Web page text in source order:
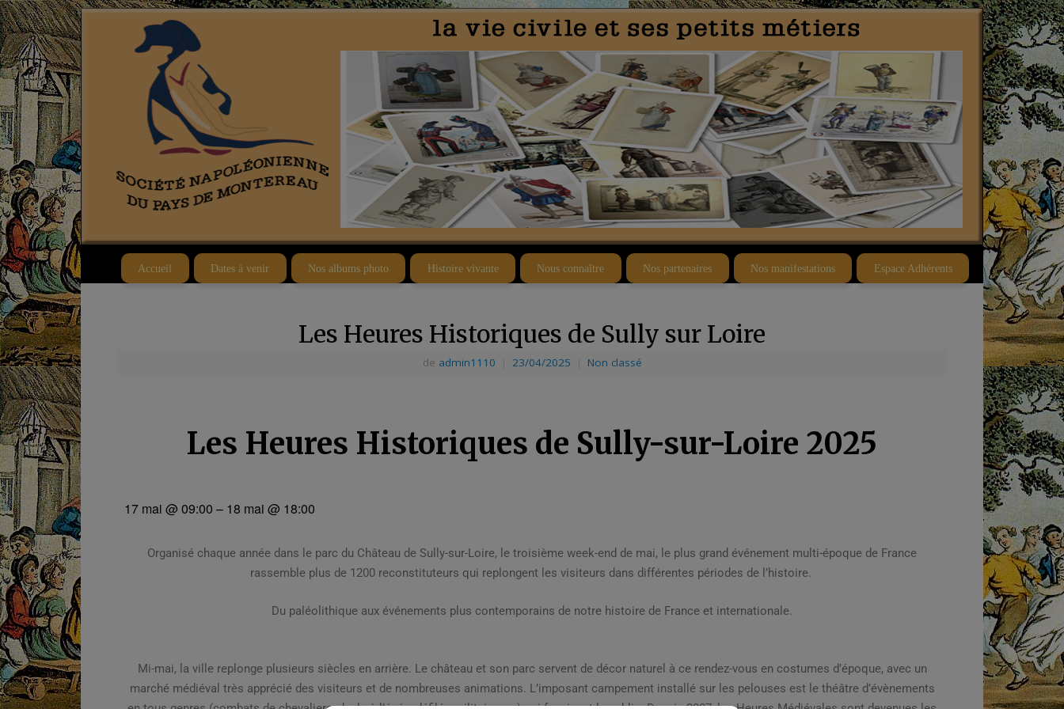
Accueil Dates à venir Nos albums photo Histoire vivante Nous connaître Nos partenaires Nos manifestations Espace Adhérents
Les Heures Historiques de Sully sur Loire
de admin1110 23/04/2025 Non classé
Les Heures Historiques de Sully-sur-Loire 2025
17 mai @ 09:00 – 18 mai @ 18:00
Organisé chaque année dans le parc du Château de Sully-sur-Loire, le troisième week-end de mai, le plus grand événement multi-époque de France
rassemble plus de 1200 reconstituteurs qui replongent les visiteurs dans différentes périodes de l’histoire.
Du paléolithique aux événements plus contemporains de notre histoire de France et internationale.
Mi-mai, la ville replonge plusieurs siècles en arrière. Le château et son parc servent de décor naturel à ce rendez-vous en costumes d’époque, avec un
marché médiéval très apprécié des visiteurs et de nombreuses animations. L’imposant campement installé sur les pelouses est le théâtre d’évènements